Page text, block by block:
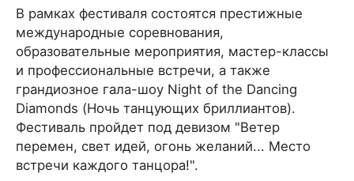
В рамках фестиваля состоятся престижные
международные соревнования,
образовательные мероприятия, мастер-классы
и профессиональные встречи, а также
грандиозное гала-шоу Night of the Dancing
Diamonds (Ночь танцующих бриллиантов).
Фестиваль пройдет под девизом "Ветер
перемен, свет идей, огонь желаний... Место
встречи каждого танцора!".